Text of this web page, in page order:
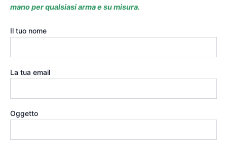
mano per qualsiasi arma e su misura.
Il tuo nome
La tua email
Oggetto